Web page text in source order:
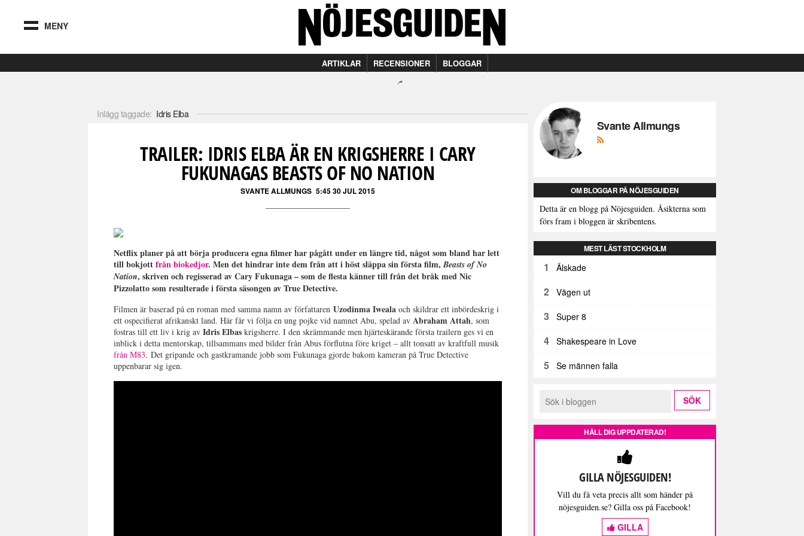
MENY
ARTIKLAR RECENSIONER BLOGGAR
Inlägg taggade: Idris Elba
TRAILER: IDRIS ELBA ÄR EN KRIGSHERRE I CARY
FUKUNAGAS BEASTS OF NO NATION
SVANTE ALLMUNGS 5:45 30 JUL 2015
Netflix planer på att börja producera egna filmer har pågått under en längre tid, något som bland har lett
till bokjottfrån biokedjor. Men det hindrar inte dem från att i höst släppa sin första film,Beasts of No
Nation, skriven och regisserad av Cary Fukunaga – som de flesta känner till från det bråk med Nic
Pizzolatto som resulterade i första säsongen av True Detective.
Filmen är baserad på en roman med samma namn av författarenUzodinma Iweala och skildrar ett inbördeskrig i
ett ospecifierat afrikanskt land. Här får vi följa en ung pojke vid namnet Abu, spelad avAbraham Attah, som
fostras till ett liv i krig avIdris Elbas krigsherre. I den skrämmande men hjärteskärande första trailern ges vi en
inblick i detta mentorskap, tillsammans med bilder från Abus förflutna före kriget – allt tonsatt av kraftfull musik
från M83.Det gripande och gastkramande jobb som Fukunaga gjorde bakom kameran på True Detective
uppenbarar sig igen.
Svante Allmungs
OM BLOGGAR PÅ NÖJESGUIDEN
Detta är en blogg på Nöjesguiden. Åsikterna som
förs fram i bloggen är skribentens.
MEST LÄST STOCKHOLM
1 Älskade
2 Vägen ut
3 Super 8
4 Shakespeare in Love
5 Se männen falla
HÅLL DIG UPPDATERAD!
GILLA NÖJESGUIDEN!
Vill du få veta precis allt som händer på
nöjesguiden.se? Gilla oss på Facebook!
GILLA